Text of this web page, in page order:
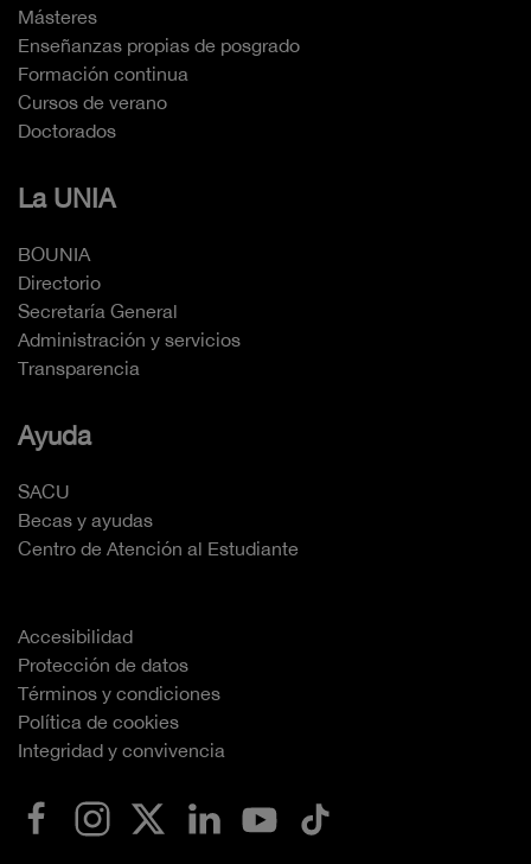
Másteres
Enseñanzas propias de posgrado
Formación continua
Cursos de verano
Doctorados
La UNIA
BOUNIA
Directorio
Secretaría General
Administración y servicios
Transparencia
Ayuda
SACU
Becas y ayudas
Centro de Atención al Estudiante
Accesibilidad
Protección de datos
Términos y condiciones
Política de cookies
Integridad y convivencia